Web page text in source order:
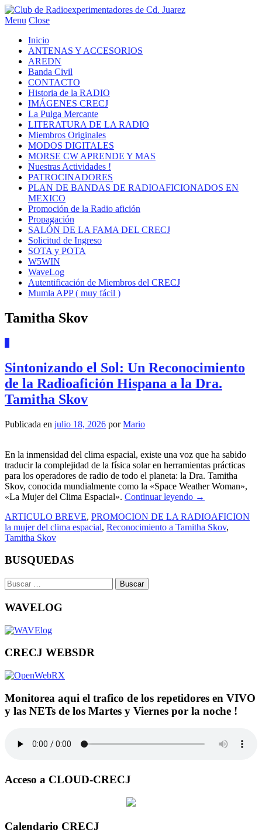
Menu Close
Inicio
ANTENAS Y ACCESORIOS
AREDN
Banda Civil
CONTACTO
Historia de la RADIO
IMÁGENES CRECJ
La Pulga Mercante
LITERATURA DE LA RADIO
Miembros Originales
MODOS DIGITALES
MORSE CW APRENDE Y MAS
Nuestras Actividades !
PATROCINADORES
PLAN DE BANDAS DE RADIOAFICIONADOS EN
MEXICO
Promoción de la Radio afición
Propagación
SALÓN DE LA FAMA DEL CRECJ
Solicitud de Ingreso
SOTA y POTA
W5WIN
WaveLog
Autentificación de Miembros del CRECJ
Mumla APP ( muy fácil )
Tamitha Skov
Sintonizando el Sol: Un Reconocimiento
de la Radioafición Hispana a la Dra.
Tamitha Skov
Publicada en julio 18, 2026 porMario
En la inmensidad del clima espacial, existe una voz que ha sabido
traducir la complejidad de la física solar en herramientas prácticas
para los operadores de radio de todo el planeta: la Dra. Tamitha
Skov, conocida mundialmente como la «Space Weather Woman»,
«La Mujer del Clima Espacial». Continuar leyendo →
ARTICULO BREVE, PROMOCION DE LA RADIOAFICION
la mujer del clima espacial, Reconocimiento a Tamitha Skov,
Tamitha Skov
BUSQUEDAS
Buscar:
WAVELOG
CRECJ WEBSDR
Monitorea aqui el trafico de los repetidores en VIVO
y las NETs de los Martes y Viernes por la noche !
Acceso a CLOUD-CRECJ
Calendario CRECJ